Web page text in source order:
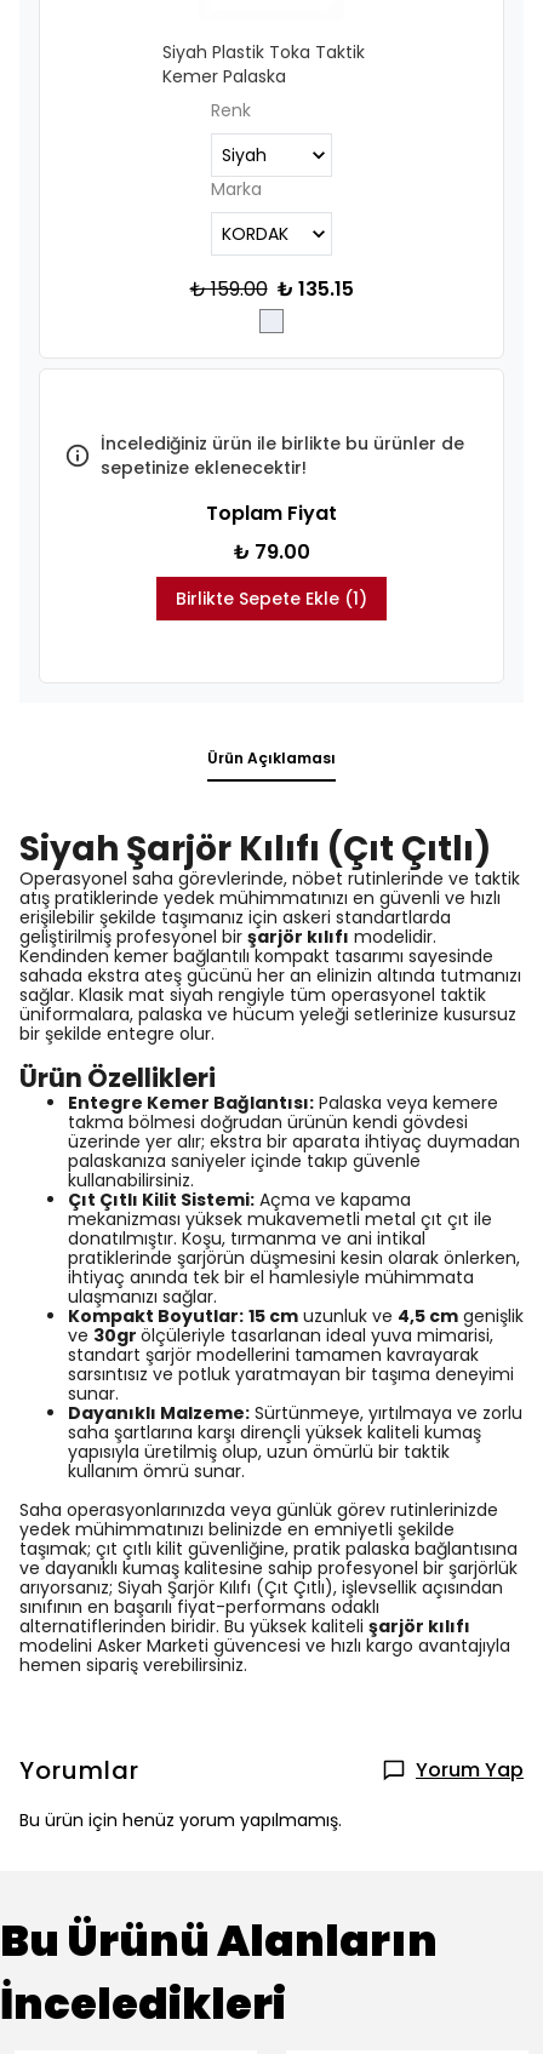
Siyah Plastik Toka Taktik
Kemer Palaska
Renk
Marka
₺ 159.00 ₺ 135.15
İncelediğiniz ürün ile birlikte bu ürünler de
sepetinize eklenecektir!
Toplam Fiyat
₺ 79.00
Birlikte Sepete Ekle (1)
Ürün Açıklaması
Siyah Şarjör Kılıfı (Çıt Çıtlı)
Operasyonel saha görevlerinde, nöbet rutinlerinde ve taktik
atış pratiklerinde yedek mühimmatınızı en güvenli ve hızlı
erişilebilir şekilde taşımanız için askeri standartlarda
geliştirilmiş profesyonel bir şarjör kılıfı modelidir.
Kendinden kemer bağlantılı kompakt tasarımı sayesinde
sahada ekstra ateş gücünü her an elinizin altında tutmanızı
sağlar. Klasik mat siyah rengiyle tüm operasyonel taktik
üniformalara, palaska ve hücum yeleği setlerinize kusursuz
bir şekilde entegre olur.
Ürün Özellikleri
Entegre Kemer Bağlantısı: Palaska veya kemere
takma bölmesi doğrudan ürünün kendi gövdesi
üzerinde yer alır; ekstra bir aparata ihtiyaç duymadan
palaskanıza saniyeler içinde takıp güvenle
kullanabilirsiniz.
Çıt Çıtlı Kilit Sistemi: Açma ve kapama
mekanizması yüksek mukavemetli metal çıt çıt ile
donatılmıştır. Koşu, tırmanma ve ani intikal
pratiklerinde şarjörün düşmesini kesin olarak önlerken,
ihtiyaç anında tek bir el hamlesiyle mühimmata
ulaşmanızı sağlar.
Kompakt Boyutlar: 15 cm uzunluk ve 4,5 cm genişlik
ve 30gr ölçüleriyle tasarlanan ideal yuva mimarisi,
standart şarjör modellerini tamamen kavrayarak
sarsıntısız ve potluk yaratmayan bir taşıma deneyimi
sunar.
Dayanıklı Malzeme: Sürtünmeye, yırtılmaya ve zorlu
saha şartlarına karşı dirençli yüksek kaliteli kumaş
yapısıyla üretilmiş olup, uzun ömürlü bir taktik
kullanım ömrü sunar.
Saha operasyonlarınızda veya günlük görev rutinlerinizde
yedek mühimmatınızı belinizde en emniyetli şekilde
taşımak; çıt çıtlı kilit güvenliğine, pratik palaska bağlantısına
ve dayanıklı kumaş kalitesine sahip profesyonel bir şarjörlük
arıyorsanız; Siyah Şarjör Kılıfı (Çıt Çıtlı), işlevsellik açısından
sınıfının en başarılı fiyat-performans odaklı
alternatiflerinden biridir. Bu yüksek kaliteli şarjör kılıfı
modelini Asker Marketi güvencesi ve hızlı kargo avantajıyla
hemen sipariş verebilirsiniz.
Yorumlar Yorum Yap
Bu ürün için henüz yorum yapılmamış.
Bu Ürünü Alanların
İnceledikleri